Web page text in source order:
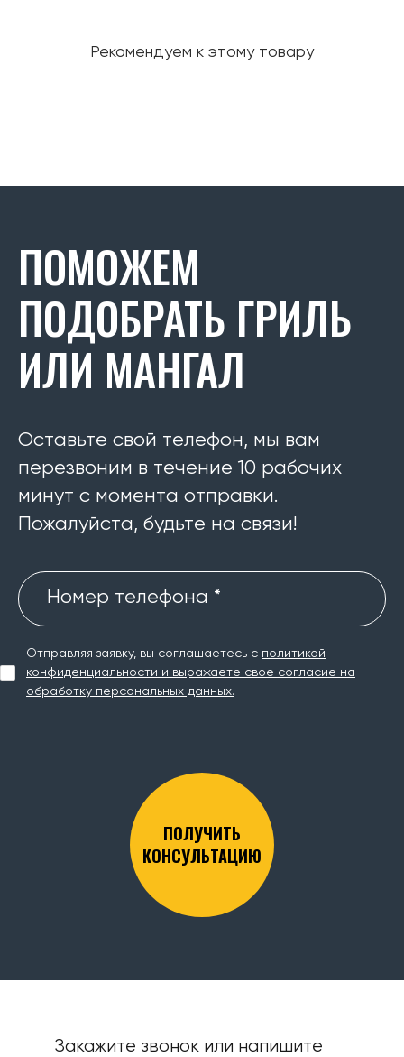
Рекомендуем к этому товару
ПОМОЖЕМ
ПОДОБРАТЬ ГРИЛЬ
ИЛИ МАНГАЛ
Оставьте свой телефон, мы вам
перезвоним в течение 10 рабочих
минут с момента отправки.
Пожалуйста, будьте на связи!
Номер телефона *
Отправляя заявку, вы соглашаетесь с политикой
конфиденциальности и выражаете свое согласие на
обработку персональных данных.
ПОЛУЧИТЬ
КОНСУЛЬТАЦИЮ
Закажите звонок или напишите